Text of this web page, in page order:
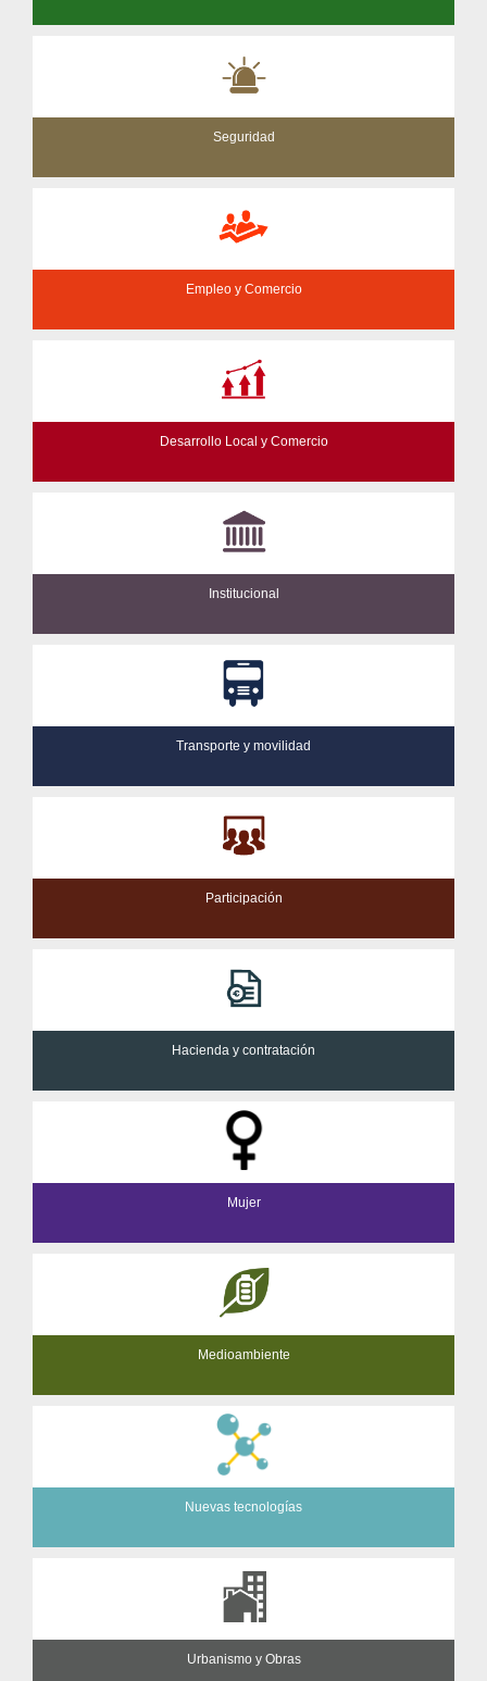
Seguridad
Empleo y Comercio
Desarrollo Local y Comercio
Institucional
Transporte y movilidad
Participación
Hacienda y contratación
Mujer
Medioambiente
Nuevas tecnologías
Urbanismo y Obras